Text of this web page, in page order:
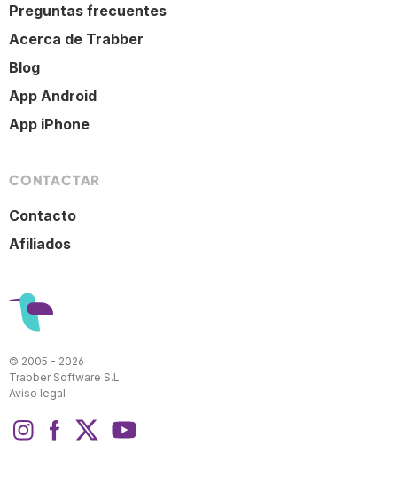
Preguntas frecuentes
Acerca de Trabber
Blog
App Android
App iPhone
CONTACTAR
Contacto
Afiliados
© 2005 - 2026
Trabber Software S.L.
Aviso legal